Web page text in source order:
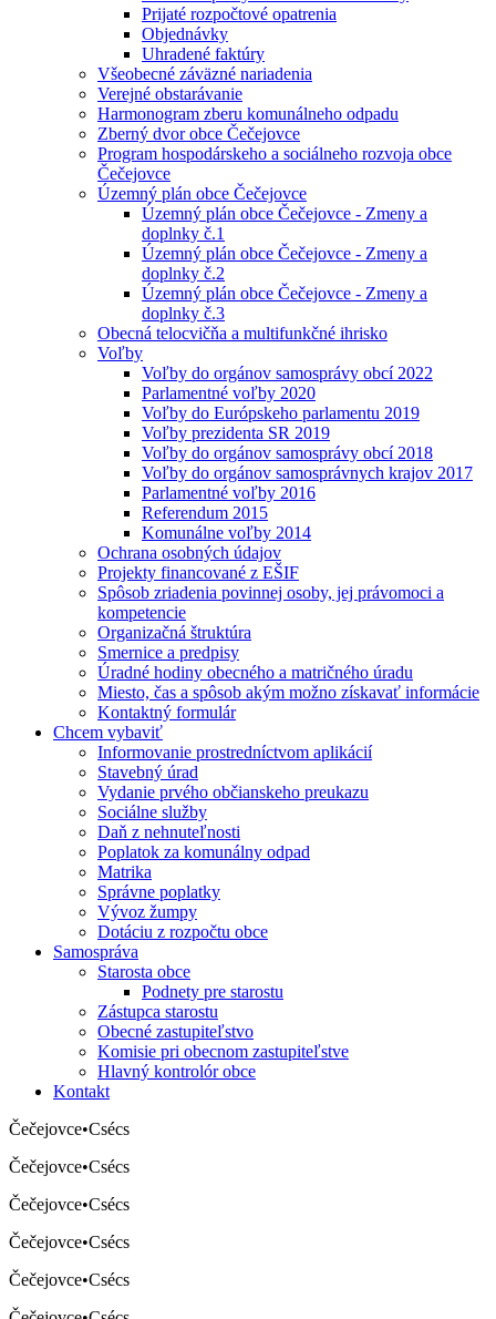
Prijaté rozpočtové opatrenia
Objednávky
Uhradené faktúry
Všeobecné záväzné nariadenia
Verejné obstarávanie
Harmonogram zberu komunálneho odpadu
Zberný dvor obce Čečejovce
Program hospodárskeho a sociálneho rozvoja obce
Čečejovce
Územný plán obce Čečejovce
Územný plán obce Čečejovce - Zmeny a
doplnky č.1
Územný plán obce Čečejovce - Zmeny a
doplnky č.2
Územný plán obce Čečejovce - Zmeny a
doplnky č.3
Obecná telocvičňa a multifunkčné ihrisko
Voľby
Voľby do orgánov samosprávy obcí 2022
Parlamentné voľby 2020
Voľby do Európskeho parlamentu 2019
Voľby prezidenta SR 2019
Voľby do orgánov samosprávy obcí 2018
Voľby do orgánov samosprávnych krajov 2017
Parlamentné voľby 2016
Referendum 2015
Komunálne voľby 2014
Ochrana osobných údajov
Projekty financované z EŠIF
Spôsob zriadenia povinnej osoby, jej právomoci a
kompetencie
Organizačná štruktúra
Smernice a predpisy
Úradné hodiny obecného a matričného úradu
Miesto, čas a spôsob akým možno získavať informácie
Kontaktný formulár
Chcem vybaviť
Informovanie prostredníctvom aplikácií
Stavebný úrad
Vydanie prvého občianskeho preukazu
Sociálne služby
Daň z nehnuteľnosti
Poplatok za komunálny odpad
Matrika
Správne poplatky
Vývoz žumpy
Dotáciu z rozpočtu obce
Samospráva
Starosta obce
Podnety pre starostu
Zástupca starostu
Obecné zastupiteľstvo
Komisie pri obecnom zastupiteľstve
Hlavný kontrolór obce
Kontakt
Čečejovce•Csécs
Čečejovce•Csécs
Čečejovce•Csécs
Čečejovce•Csécs
Čečejovce•Csécs